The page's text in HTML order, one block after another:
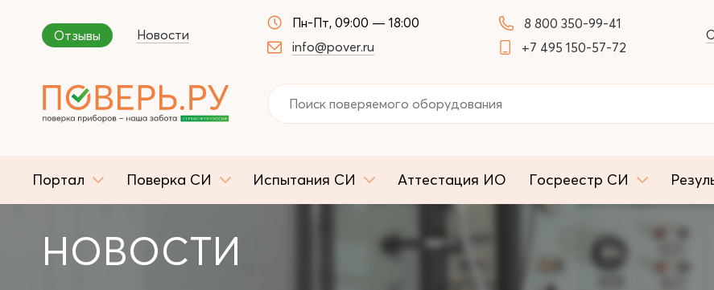
Отзывы Новости
Пн-Пт, 09:00 — 18:00
info@pover.ru
8 800 350-99-41
+7 495 150-57-72
Портал Поверка СИ Испытания СИ Аттестация ИО Госреестр СИ
НОВОСТИ